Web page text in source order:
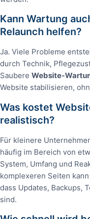
Kann Wartung
Relaunch helfen?
Ja. Viele Probleme
durch Technik,
Saubere Website-
Website stabilisieren,
Was kostet
realistisch?
Für kleinere
häufig im Bereich von
System, Umfang und
komplexeren Seiten
dass Updates, Backups,
sind.